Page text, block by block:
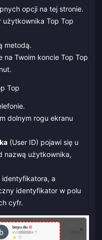
opcji na tej stronie.
użytkownika Top Top
metodą.
na Twoim koncie Top Top
Top
dolnym rogu ekranu
(User ID) pojawi się u
nazwą użytkownika,
identyfikatora, a
identyfikator w polu
cyfr.